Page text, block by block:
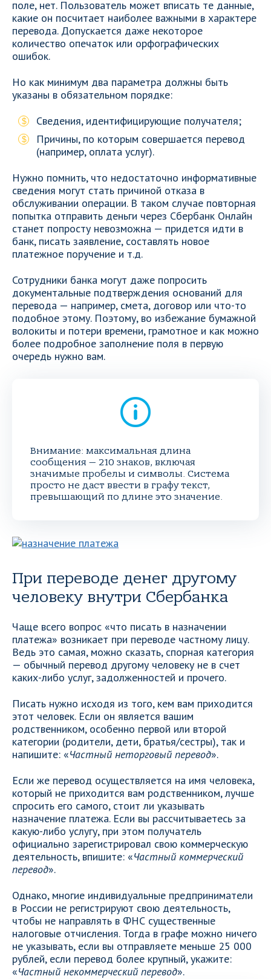
поле, нет. Пользователь может вписать те данные,
какие он посчитает наиболее важными в характере
перевода. Допускается даже некоторое
количество опечаток или орфографических
ошибок.
Но как минимум два параметра должны быть
указаны в обязательном порядке:
Сведения, идентифицирующие получателя;
Причины, по которым совершается перевод
(например, оплата услуг).
Нужно помнить, что недостаточно информативные
сведения могут стать причиной отказа в
обслуживании операции. В таком случае повторная
попытка отправить деньги через Сбербанк Онлайн
станет попросту невозможна — придется идти в
банк, писать заявление, составлять новое
платежное поручение и т.д.
Сотрудники банка могут даже попросить
документальные подтверждения оснований для
перевода — например, смета, договор или что-то
подобное этому. Поэтому, во избежание бумажной
волокиты и потери времени, грамотное и как можно
более подробное заполнение поля в первую
очередь нужно вам.
Внимание: максимальная длина
сообщения — 210 знаков, включая
значимые пробелы и символы. Система
просто не даст ввести в графу текст,
превышающий по длине это значение.
При переводе денег другому
человеку внутри Сбербанка
Чаще всего вопрос «что писать в назначении
платежа» возникает при переводе частному лицу.
Ведь это самая, можно сказать, спорная категория
— обычный перевод другому человеку не в счет
каких-либо услуг, задолженностей и прочего.
Писать нужно исходя из того, кем вам приходится
этот человек. Если он является вашим
родственником, особенно первой или второй
категории (родители, дети, братья/сестры), так и
напишите: «Частный неторговый перевод».
Если же перевод осуществляется на имя человека,
который не приходится вам родственником, лучше
спросить его самого, стоит ли указывать
назначение платежа. Если вы рассчитываетесь за
какую-либо услугу, при этом получатель
официально зарегистрировал свою коммерческую
деятельность, впишите: «Частный коммерческий
перевод».
Однако, многие индивидуальные предприниматели
в России не регистрируют свою деятельность,
чтобы не направлять в ФНС существенные
налоговые отчисления. Тогда в графе можно ничего
не указывать, если вы отправляете меньше 25 000
рублей, если перевод более крупный, укажите:
«Частный некоммерческий перевод».